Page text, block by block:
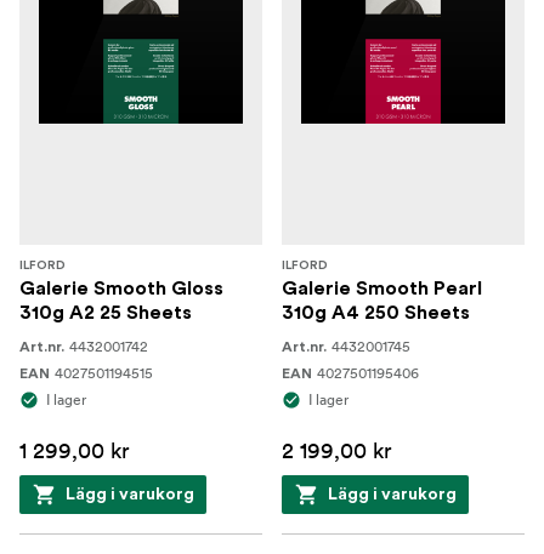
ILFORD
Galerie Smooth Gloss
310g A2 25 Sheets
Art.nr. 4432001742
EAN 4027501194515
I lager
1 299,00 kr
Lägg i varukorg
ILFORD
Galerie Smooth Pearl
310g A4 250 Sheets
Art.nr. 4432001745
EAN 4027501195406
I lager
2 199,00 kr
Lägg i varukorg